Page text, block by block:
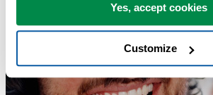
Yes, accept cookies
Customize